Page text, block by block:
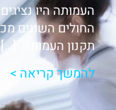
העמותה היו
החולים השונים
תקנון העמותה. […]
להמשך קריאה >